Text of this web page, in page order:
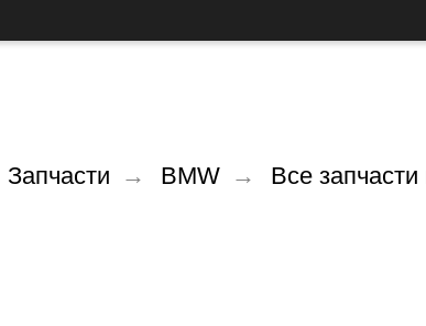
Запчасти → BMW → Все